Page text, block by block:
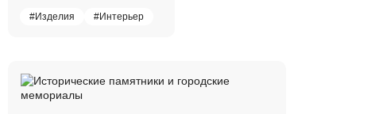
#Изделия #Интерьер